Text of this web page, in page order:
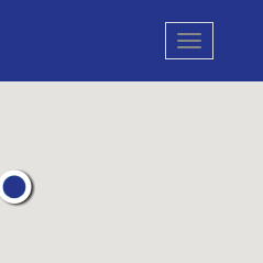
Toggle
navigation